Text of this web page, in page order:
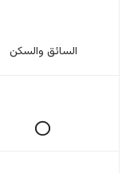
السائق والسکن